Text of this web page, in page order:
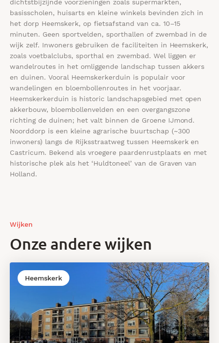
dichtstbijzijnde voorzieningen zoals supermarkten,
basisscholen, huisarts en kleine winkels bevinden zich in
het dorp Heemskerk, op fietsafstand van ca. 10–15
minuten. Geen sportvelden, sporthallen of zwembad in de
wijk zelf. Inwoners gebruiken de faciliteiten in Heemskerk,
zoals voetbalclubs, sporthal en zwembad. Wel liggen er
wandelroutes in het omliggende landschap tussen akkers
en duinen. Vooral Heemskerkerduin is populair voor
wandelingen en bloembollenroutes in het voorjaar.
Heemskerkerduin is historic landschapsgebied met open
akkerbouw, bloembollenvelden en een overgangszone
richting de duinen; het valt binnen de Groene IJmond.
Noorddorp is een kleine agrarische buurtschap (~300
inwoners) langs de Rijksstraatweg tussen Heemskerk en
Castricum. Bekend als vroegere paardenrustplaats en met
historische plek als het ‘Huldtoneel’ van de Graven van
Holland.
Wijken
Onze andere wijken
Heemskerk